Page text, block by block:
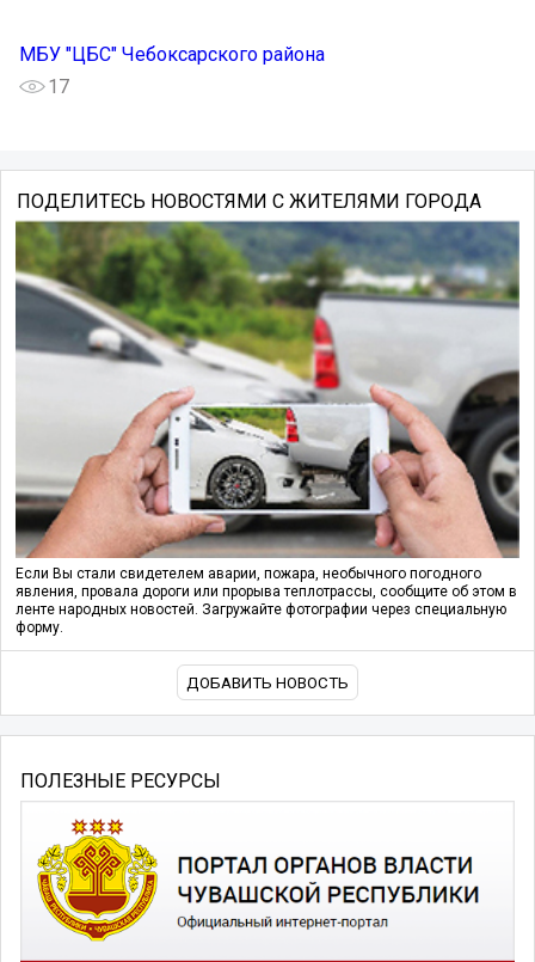
МБУ "ЦБС" Чебоксарского района
17
ПОДЕЛИТЕСЬ НОВОСТЯМИ С ЖИТЕЛЯМИ ГОРОДА
Если Вы стали свидетелем аварии, пожара, необычного погодного
явления, провала дороги или прорыва теплотрассы, сообщите об этом в
ленте народных новостей. Загружайте фотографии через специальную
форму.
ДОБАВИТЬ НОВОСТЬ
ПОЛЕЗНЫЕ РЕСУРСЫ